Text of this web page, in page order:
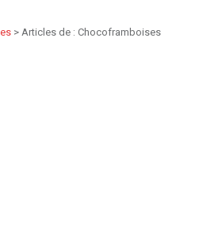
> Articles de : Chocoframboises